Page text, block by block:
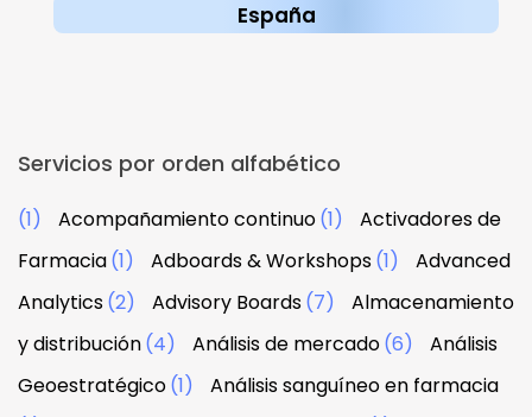
España
Servicios por orden alfabético
(1) Acompañamiento continuo(1)
Activadores de
Farmacia(1) Adboards & Workshops(1)
Advanced
Analytics(2) Advisory Boards(7)
Almacenamiento
y distribución(4) Análisis de mercado(6)
Análisis
Geoestratégico(1)
Análisis sanguíneo en farmacia